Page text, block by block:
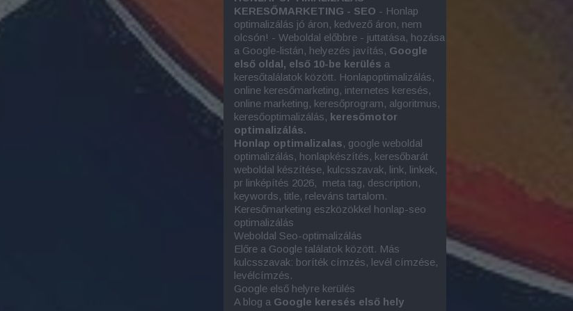
KERESŐMARKETING - SEO - Honlap
optimalizálás jó áron, kedvező áron, nem
olcsón! - Weboldal előbbre - juttatása, hozása
a Google-listán, helyezés javítás, Google
első oldal, első 10-be kerülés a
keresőtalálatok között. Honlapoptimalizálás,
online keresőmarketing, internetes keresés,
online marketing, keresőprogram, algoritmus,
keresőoptimalizálás, keresőmotor
optimalizálás.
Honlap optimalizalas, google weboldal
optimalizálás, honlapkészítés, keresőbarát
weboldal készítése, kulcsszavak, link, linkek,
pr linképítés 2026, meta tag, description,
keywords, title, releváns tartalom.
Keresőmarketing eszközökkel honlap-seo
optimalizálás
Weboldal Seo-optimalizálás
Előre a Google találatok között. Más
kulcsszavak: boríték címzés, levél címzése,
levélcímzés.
Google első helyre kerülés
A blog a Google keresés első hely